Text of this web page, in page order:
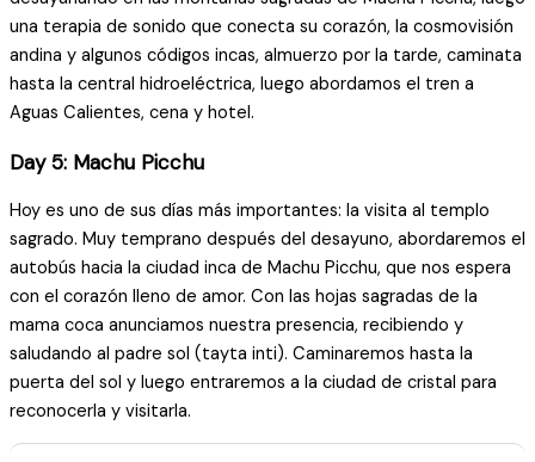
una terapia de sonido que conecta su corazón, la cosmovisión
andina y algunos códigos incas, almuerzo por la tarde, caminata
hasta la central hidroeléctrica, luego abordamos el tren a
Aguas Calientes, cena y hotel.
Day 5: Machu Picchu
Hoy es uno de sus días más importantes: la visita al templo
sagrado. Muy temprano después del desayuno, abordaremos el
autobús hacia la ciudad inca de Machu Picchu, que nos espera
con el corazón lleno de amor. Con las hojas sagradas de la
mama coca anunciamos nuestra presencia, recibiendo y
saludando al padre sol (tayta inti). Caminaremos hasta la
puerta del sol y luego entraremos a la ciudad de cristal para
reconocerla y visitarla.